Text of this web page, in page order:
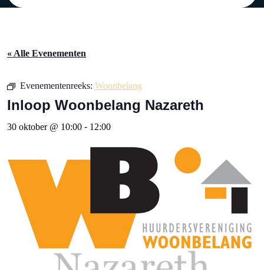
« Alle Evenementen
Evenementenreeks: Woonbelang
Inloop Woonbelang Nazareth
30 oktober @ 10:00 - 12:00